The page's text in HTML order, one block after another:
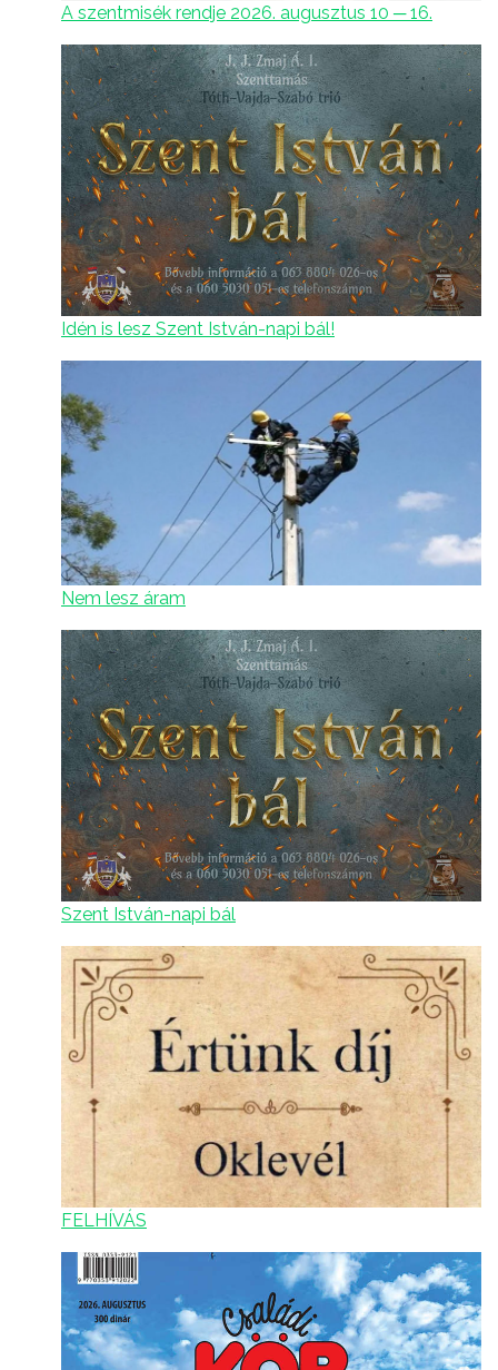
A szentmisék rendje 2026. augusztus 10 ─ 16.
Idén is lesz Szent István-napi bál!
Nem lesz áram
Szent István-napi bál
FELHÍVÁS